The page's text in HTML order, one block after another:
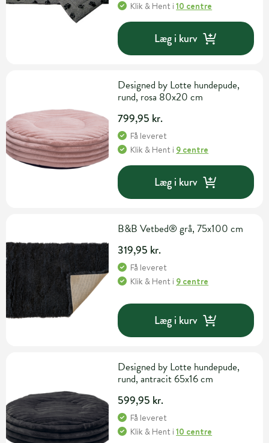
Klik & Hent i10 centre
Læg i kurv
Designed by Lotte hundepude,
rund, rosa 80x20 cm
799,95 kr.
Få leveret
Klik & Hent i 9 centre
Læg i kurv
B&B Vetbed® grå, 75x100 cm
319,95 kr.
Få leveret
Klik & Hent i 9 centre
Læg i kurv
Designed by Lotte hundepude,
rund, antracit 65x16 cm
599,95 kr.
Få leveret
Klik & Hent i10 centre